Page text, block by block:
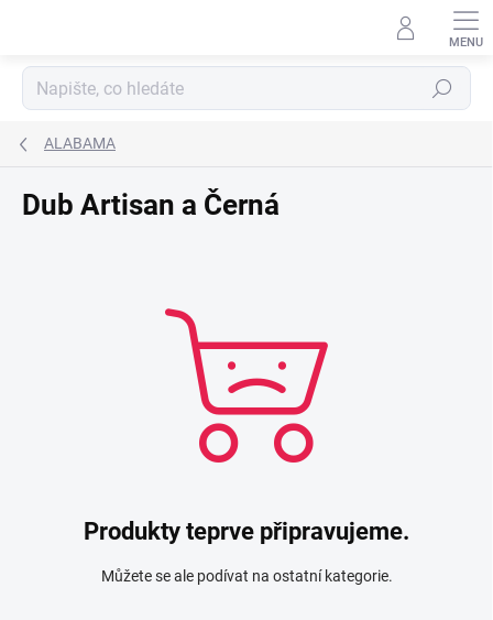
Hledat
ALABAMA
Dub Artisan a Černá
Produkty teprve připravujeme.
Můžete se ale podívat na ostatní kategorie.